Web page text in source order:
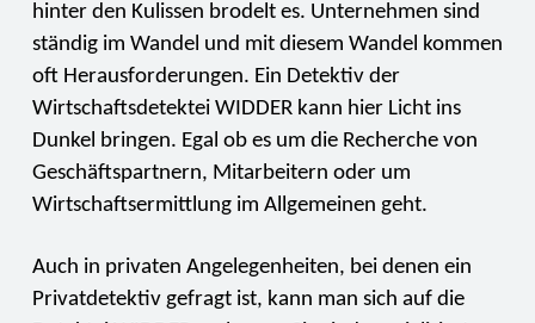
hinter den Kulissen brodelt es. Unternehmen sind
ständig im Wandel und mit diesem Wandel kommen
oft Herausforderungen. Ein Detektiv der
Wirtschaftsdetektei WIDDER kann hier Licht ins
Dunkel bringen. Egal ob es um die Recherche von
Geschäftspartnern, Mitarbeitern oder um
Wirtschaftsermittlung im Allgemeinen geht.
Auch in privaten Angelegenheiten, bei denen ein
Privatdetektiv gefragt ist, kann man sich auf die